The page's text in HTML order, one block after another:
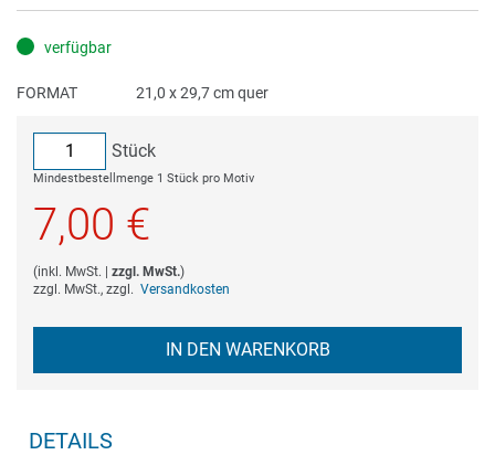
verfügbar
FORMAT 21,0 x 29,7 cm quer
Stück
Mindestbestellmenge 1 Stück pro Motiv
7,00 €
(inkl. MwSt. | zzgl. MwSt.)
zzgl. MwSt., zzgl. Versandkosten
IN DEN WARENKORB
DETAILS